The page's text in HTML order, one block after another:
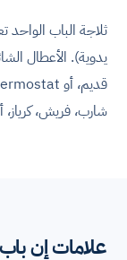
يدوية). الأعطال
شارب، فريش، كرياز،
علامات إن